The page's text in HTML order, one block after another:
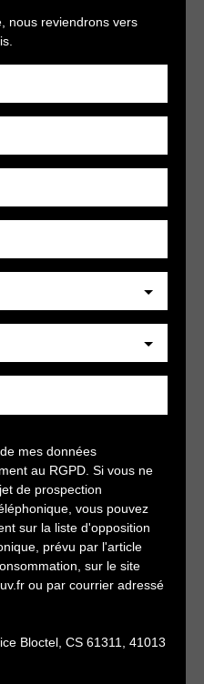
nous reviendrons vers
mes données
au RGPD. Si vous ne
de prospection
vous pouvez
sur la liste d'opposition
prévu par l'article
sur le site
ou par courrier adressé
Bloctel, CS 61311, 41013